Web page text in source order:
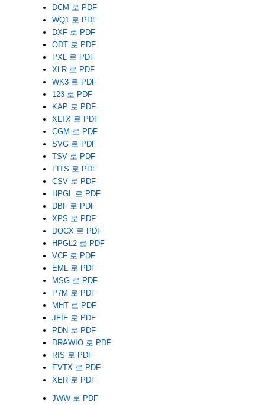
DCM 로 PDF
WQ1 로 PDF
DXF 로 PDF
ODT 로 PDF
PXL 로 PDF
XLR 로 PDF
WK3 로 PDF
123 로 PDF
KAP 로 PDF
XLTX 로 PDF
CGM 로 PDF
SVG 로 PDF
TSV 로 PDF
FITS 로 PDF
CSV 로 PDF
HPGL 로 PDF
DBF 로 PDF
XPS 로 PDF
DOCX 로 PDF
HPGL2 로 PDF
VCF 로 PDF
EML 로 PDF
MSG 로 PDF
P7M 로 PDF
MHT 로 PDF
JFIF 로 PDF
PDN 로 PDF
DRAWIO 로 PDF
RIS 로 PDF
EVTX 로 PDF
XER 로 PDF
JWW 로 PDF